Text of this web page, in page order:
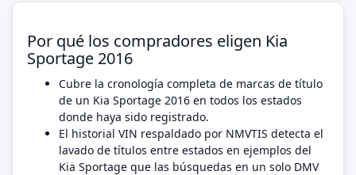
Por qué los compradores eligen Kia
Sportage 2016
Cubre la cronología completa de marcas de título
de un Kia Sportage 2016 en todos los estados
donde haya sido registrado.
El historial VIN respaldado por NMVTIS detecta el
lavado de títulos entre estados en ejemplos del
Kia Sportage que las búsquedas en un solo DMV